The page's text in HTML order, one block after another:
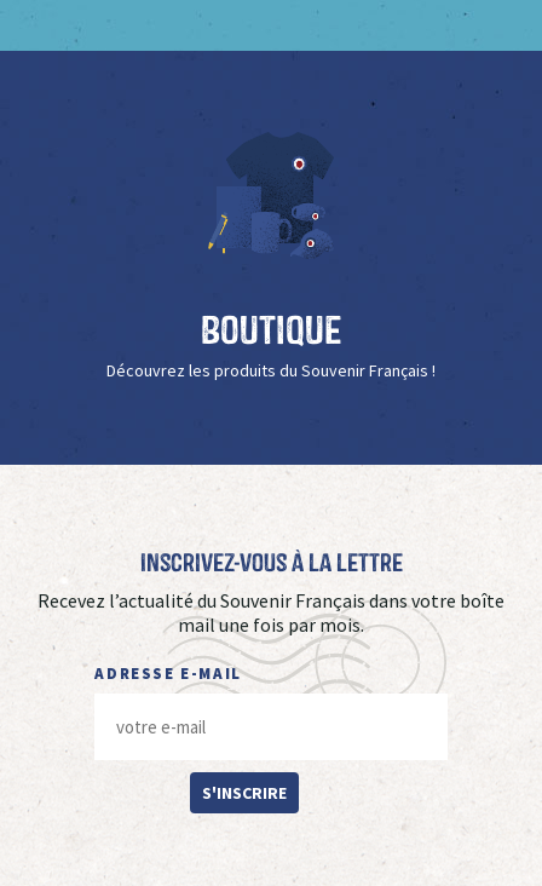
Boutique
Découvrez les produits du Souvenir Français !
Inscrivez-vous à La Lettre
Recevez l’actualité du Souvenir Français dans votre boîte
mail une fois par mois.
ADRESSE E-MAIL
S'INSCRIRE